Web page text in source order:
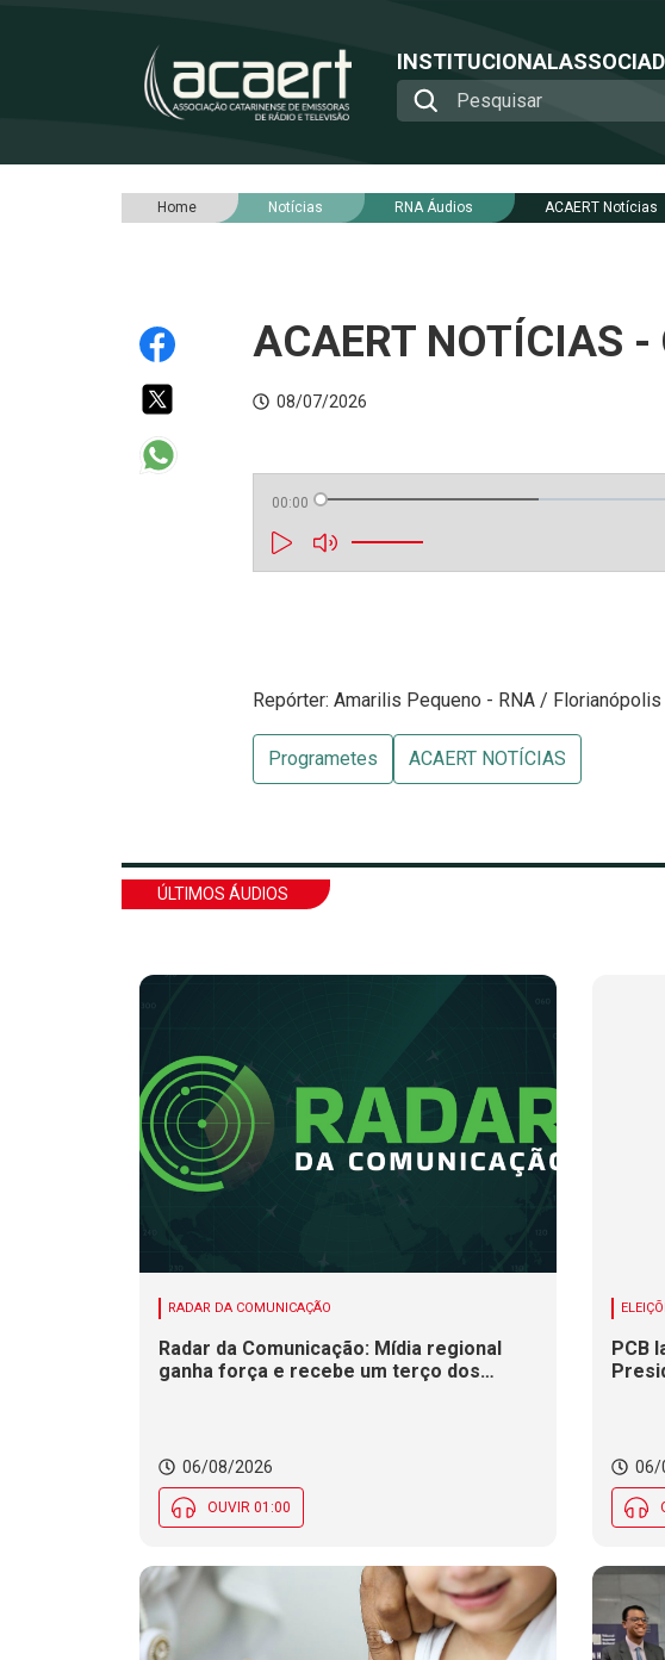
INSTITUCIONAL
Home Notícias RNA Áudios ACAERT Notícias
ACAERT NOTÍCIAS
08/07/2026
00:00
Repórter: Amarilis Pequeno - RNA / Florianópolis
Programetes ACAERT NOTÍCIAS
ÚLTIMOS ÁUDIOS
RADAR DA COMUNICAÇÃO
Radar da Comunicação: Mídia regional
ganha força e recebe um terço dos
06/08/2026
OUVIR 01:00
PCB
06/